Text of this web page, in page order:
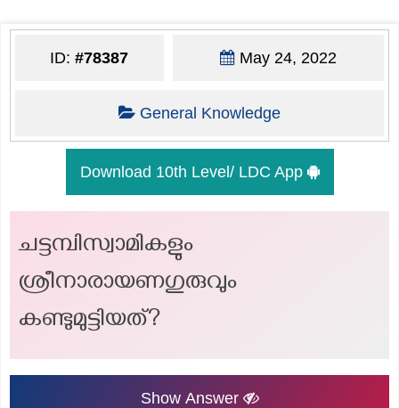
ID:#78387 May 24, 2022
General Knowledge
Download 10th Level/ LDC App
ചട്ടമ്പിസ്വാമികളും
ശ്രീനാരായണഗുരുവും
കണ്ടുമുട്ടിയത്?
Show Answer